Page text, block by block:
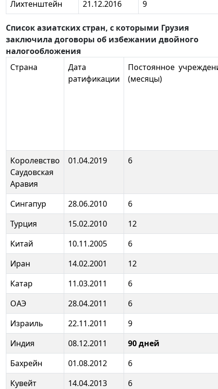
Лихтенштейн 21.12.2016 9
Список азиатских стран, с которыми Грузия
заключила договоры об избежании двойного
налогообложения
Страна
Дата
ратификации
Постоянное
(месяцы)
Королевство
Саудовская
Аравия
01.04.2019 6
Сингапур 28.06.2010
6
Турция
15.02.2010
12
Китай
10.11.2005
6
Иран
14.02.2001
12
Катар
11.03.2011
6
ОАЭ
28.04.2011
6
Израиль
22.11.2011
9
Индия
08.12.2011
90 дней
Бахрейн
01.08.2012
6
Кувейт
14.04.2013
6